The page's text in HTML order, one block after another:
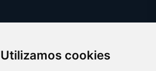
Utilizamos cookies